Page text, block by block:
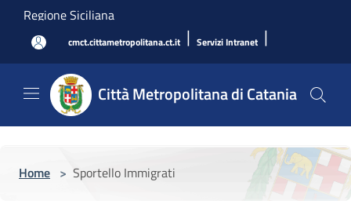
Salta al contenuto principale
Regione Siciliana
cmct.cittametropolitana.ct.it | Servizi Intranet |
Città Metropolitana di Catania
Home > Sportello Immigrati